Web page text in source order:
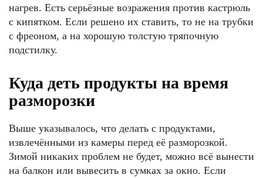
нагрев. Есть серьёзные возражения против кастрюль
с кипятком. Если решено их ставить, то не на трубки
с фреоном, а на хорошую толстую тряпочную
подстилку.
Куда деть продукты на время
разморозки
Выше указывалось, что делать с продуктами,
извлечёнными из камеры перед её разморозкой.
Зимой никаких проблем не будет, можно всё вынести
на балкон или вывесить в сумках за окно. Если